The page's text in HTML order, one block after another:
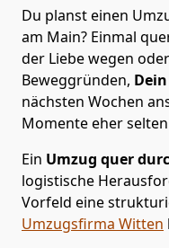
Du planst einen
am Main? Einmal
der Liebe wegen
Beweggründen,
nächsten Wochen
Momente eher
Ein Umzug quer
logistische
Vorfeld eine
Umzugsfirma Witten